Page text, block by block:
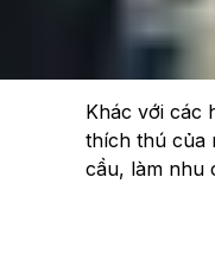
Khác với các
thích thú của
cầu, làm nhu